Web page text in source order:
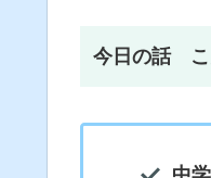
今日の話 こ